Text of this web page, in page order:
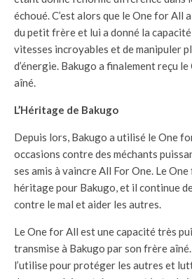
échoué. C’est alors que le One for All
du petit frère et lui a donné la
vitesses incroyables et de manipuler
d’énergie. Bakugo a finalement reçu
aîné.
L’Héritage de Bakugo
Depuis lors, Bakugo a utilisé le One
occasions contre des méchants
ses amis à vaincre All For One. Le
héritage pour Bakugo, et il continue
contre le mal et aider les autres.
Le One for All est une capacité très
transmise à Bakugo par son frère
l’utilise pour protéger les autres et